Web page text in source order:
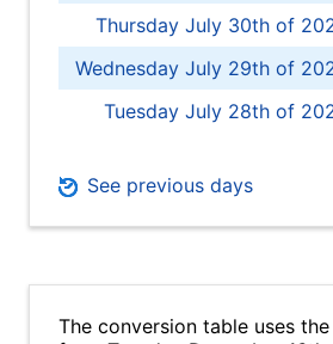
Thursday July 30th of
Wednesday July 29th of
Tuesday July 28th of
See previous days
The conversion table uses